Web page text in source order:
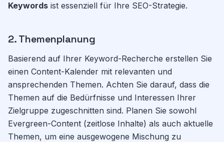
Keywords ist essenziell für Ihre SEO-Strategie.
2. Themenplanung
Basierend auf Ihrer Keyword-Recherche erstellen Sie
einen Content-Kalender mit relevanten und
ansprechenden Themen. Achten Sie darauf, dass die
Themen auf die Bedürfnisse und Interessen Ihrer
Zielgruppe zugeschnitten sind. Planen Sie sowohl
Evergreen-Content (zeitlose Inhalte) als auch aktuelle
Themen, um eine ausgewogene Mischung zu